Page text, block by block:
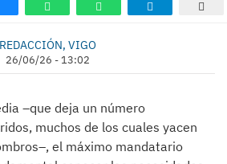
REDACCIÓN, VIGO
26/06/26 - 13:02
–que deja un número
muchos de los cuales yacen
el máximo mandatario